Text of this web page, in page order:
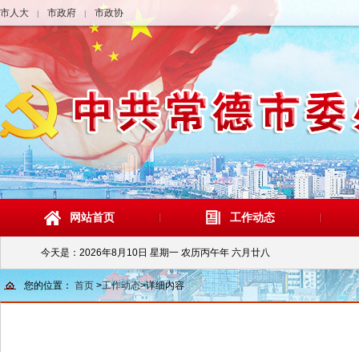
市人大 | 市政府 | 市政协
网站首页 工作动态
今天是： 2026年8月10日 星期一 农历丙午年 六月廿八
您的位置： 首页 >工作动态>详细内容